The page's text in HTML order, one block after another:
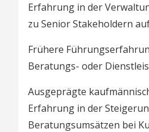
Erfahrung in der
zu Senior Stakeholdern
Frühere
Beratungs- oder
Ausgeprägte
Erfahrung in der
Beratungsumsätzen bei